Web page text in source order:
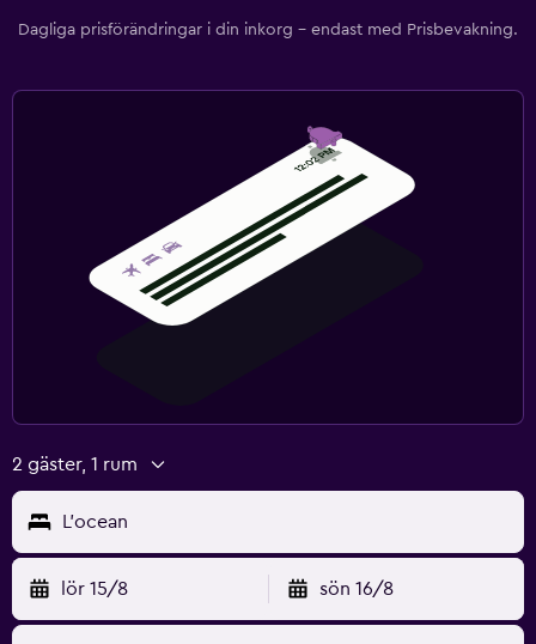
Dagliga prisförändringar i din inkorg – endast med Prisbevakning.
2 gäster, 1 rum
L'ocean
lör 15/8 sön 16/8